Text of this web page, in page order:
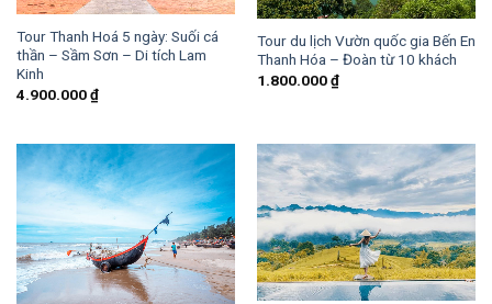
Tour Thanh Hoá 5 ngày: Suối cá
thần – Sầm Sơn – Di tích Lam
Kinh
4.900.000₫
Tour du lịch Vườn quốc gia Bến En
Thanh Hóa – Đoàn từ 10 khách
1.800.000₫